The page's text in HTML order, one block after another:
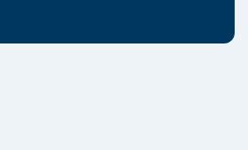
guldkoeber
Overvejer du derfor at sælge din
på hvad din bolig kan sælges
så bestil en gratis og
via dette link
436#bestilSalgsvurdering eller